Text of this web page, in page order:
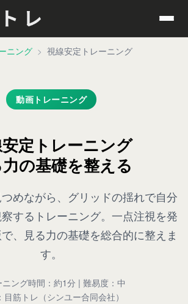
ニング 視線安定トレーニング
動画トレーニング
定トレーニング
の基礎を整える
めながら、グリッドの揺れで自分
するトレーニング。一点注視を発
、見る力の基礎を総合的に整えま
す。
ニング時間：約1分 | 難易度：中
目筋トレ（シンユー合同会社）